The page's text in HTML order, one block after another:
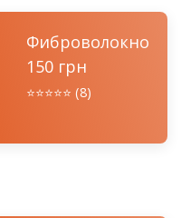
Фиброволокно
150 грн
⭐️⭐️⭐️⭐️⭐️ (8)